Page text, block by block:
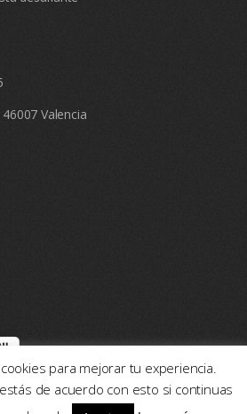
Valencia
para mejorar tu experiencia.
de acuerdo con esto si continuas